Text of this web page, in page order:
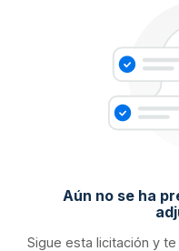
Aún no se ha
Sigue esta licitación y